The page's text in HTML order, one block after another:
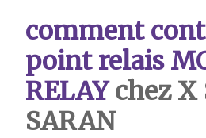
comment
point relais
RELAYchez X
SARAN